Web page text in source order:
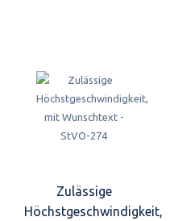
Zulässige
Höchstgeschwindigkeit,